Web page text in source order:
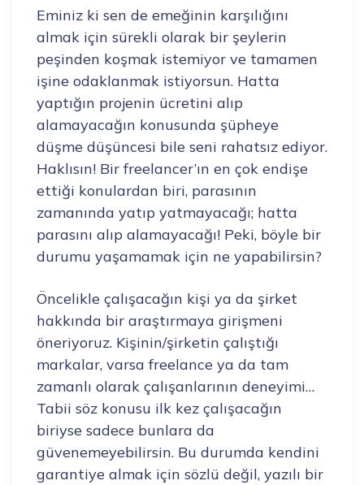
Eminiz ki sen de emeğinin karşılığını
almak için sürekli olarak bir şeylerin
peşinden koşmak istemiyor ve tamamen
işine odaklanmak istiyorsun. Hatta
yaptığın projenin ücretini alıp
alamayacağın konusunda şüpheye
düşme düşüncesi bile seni rahatsız ediyor.
Haklısın! Bir freelancer’ın en çok endişe
ettiği konulardan biri, parasının
zamanında yatıp yatmayacağı; hatta
parasını alıp alamayacağı! Peki, böyle bir
durumu yaşamamak için ne yapabilirsin?
Öncelikle çalışacağın kişi ya da şirket
hakkında bir araştırmaya girişmeni
öneriyoruz. Kişinin/şirketin çalıştığı
markalar, varsa freelance ya da tam
zamanlı olarak çalışanlarının deneyimi…
Tabii söz konusu ilk kez çalışacağın
biriyse sadece bunlara da
güvenemeyebilirsin. Bu durumda kendini
garantiye almak için sözlü değil, yazılı bir